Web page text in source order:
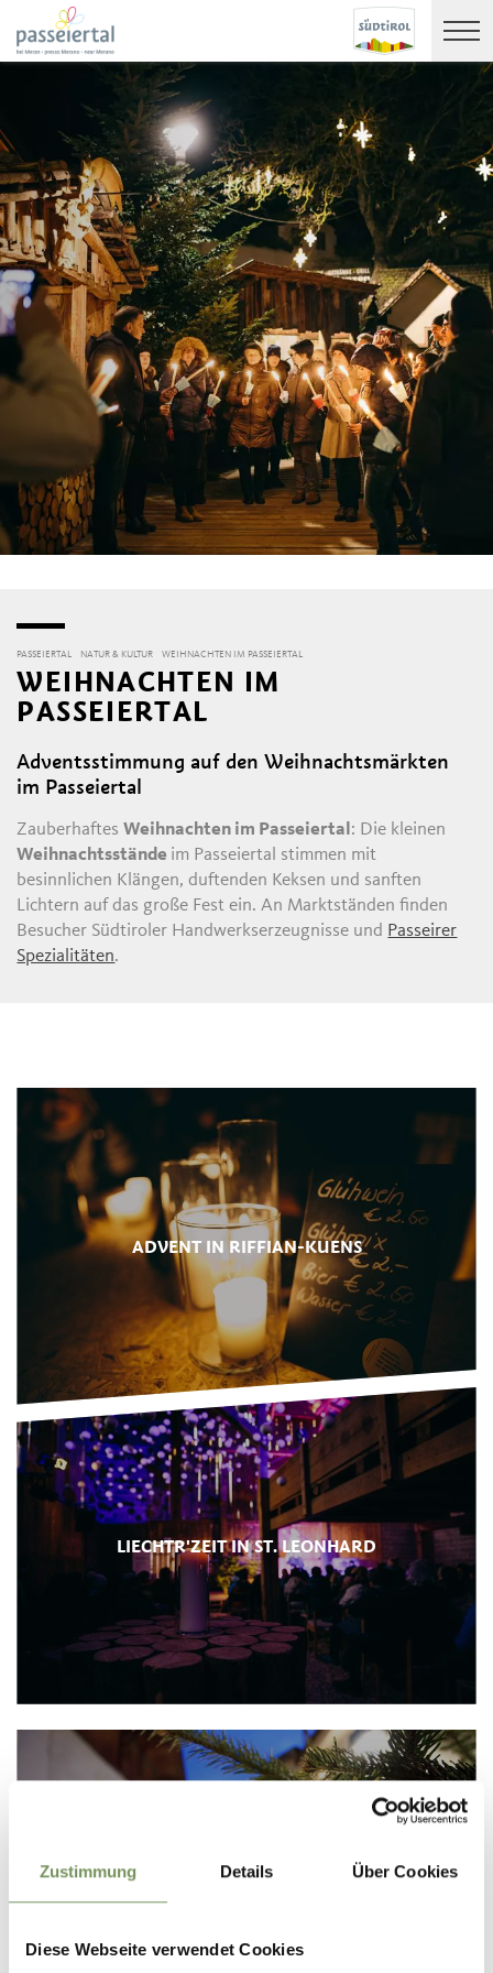
Zustimmung Details Über Cookies
Diese Webseite verwendet Cookies
PASSEIERTAL NATUR & KULTUR WEIHNACHTEN IM PASSEIERTAL
WEIHNACHTEN IM
PASSEIERTAL
Adventsstimmung auf den Weihnachtsmärkten
im Passeiertal
ZauberhaftesWeihnachten im Passeiertal : Die kleinen
Weihnachtsstände im Passeiertal stimmen mit
besinnlichen Klängen, duftenden Keksen und sanften
Lichtern auf das große Fest ein. An Marktständen finden
Besucher Südtiroler Handwerkserzeugnisse und Passeirer
Spezialitäten.
ADVENT IN RIFFIAN-KUENS
LIECHTR'ZEIT IN ST. LEONHARD